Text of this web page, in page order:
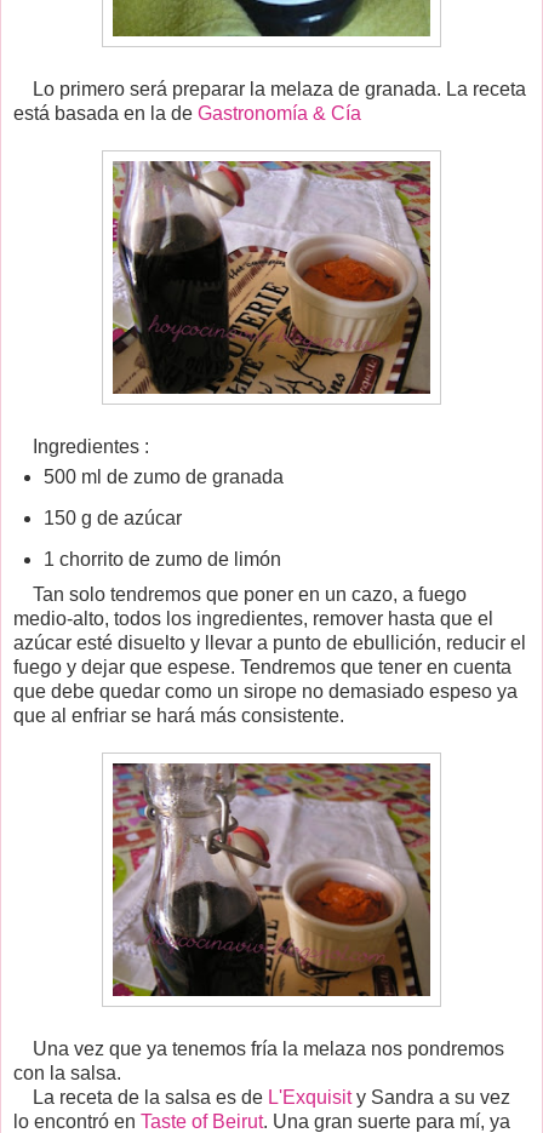
Lo primero será preparar la melaza de granada. La receta
está basada en la de Gastronomía & Cía
Ingredientes :
500 ml de zumo de granada
150 g de azúcar
1 chorrito de zumo de limón
Tan solo tendremos que poner en un cazo, a fuego
medio-alto, todos los ingredientes, remover hasta que el
azúcar esté disuelto y llevar a punto de ebullición, reducir el
fuego y dejar que espese. Tendremos que tener en cuenta
que debe quedar como un sirope no demasiado espeso ya
que al enfriar se hará más consistente.
Una vez que ya tenemos fría la melaza nos pondremos
con la salsa.
La receta de la salsa es de L'Exquisity Sandra a su vez
lo encontró en Taste of Beirut. Una gran suerte para mí, ya